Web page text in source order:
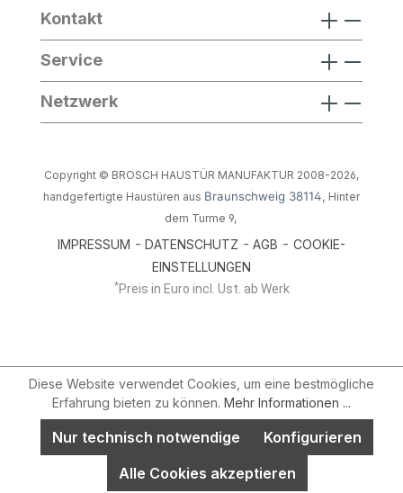
Kontakt
Service
Netzwerk
Copyright © BROSCH HAUSTÜR MANUFAKTUR 2008-2026,
handgefertigte Haustüren aus Braunschweig 38114, Hinter
dem Turme 9,
IMPRESSUM - DATENSCHUTZ - AGB - COOKIE-
EINSTELLUNGEN
*Preis in Euro incl. Ust. ab Werk
Diese Website verwendet Cookies, um eine bestmögliche
Erfahrung bieten zu können. Mehr Informationen ...
Nur technisch notwendige
Konfigurieren
Alle Cookies akzeptieren